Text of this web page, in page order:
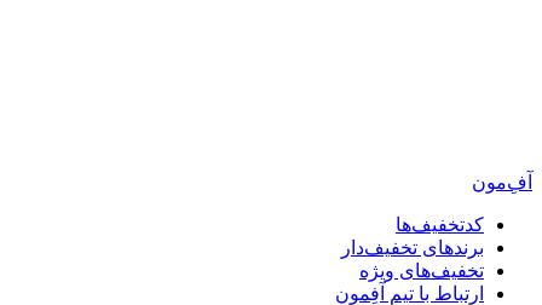
آفِ‌مون
کدتخفیف‌ها
برندهای تخفیف‌دار
تخفیف‌های ویژه
ارتباط با تیم آفِمون